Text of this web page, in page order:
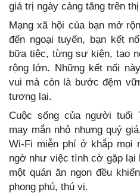
giá trị ngày càng tăng trên
Mạng xã hội của bạn mở
đến ngoại tuyến, bạn kết
bữa tiệc, từng sự kiện, tạo
rộng lớn. Những kết nối
vui mà còn là bước đệm
tương lai.
Cuộc sống của người tuổi
may mắn nhỏ nhưng quý
Wi-Fi miễn phí ở khắp mọi
ngờ như việc tình cờ gặp lại
một quán ăn ngon đều
phong phú, thú vị.